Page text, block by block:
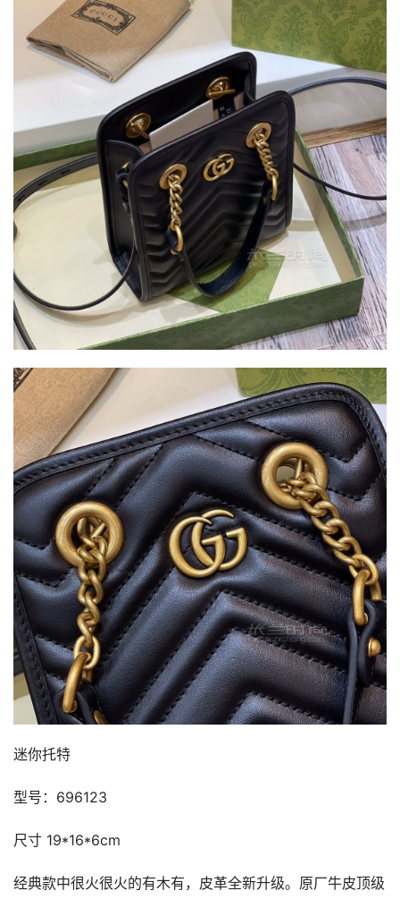
迷你托特
型号：696123
尺寸 19*16*6cm
经典款中很火很火的有木有，皮革全新升级。原厂牛皮顶级